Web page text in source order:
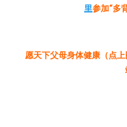
里参加“多
愿天下父母身体健康（点